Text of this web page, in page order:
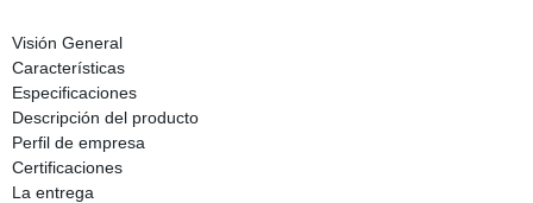
Visión General
Características
Especificaciones
Descripción del producto
Perfil de empresa
Certificaciones
La entrega